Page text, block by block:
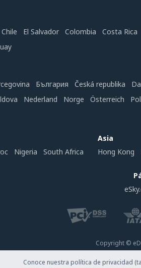
Chile El Salvador Colombia Costa Rica
България Česká republika
Nederland Norge Österreich
Nigeria South Africa
Asia
Hong Kong
Copyright ©
Conoce nuestra política de privacidad